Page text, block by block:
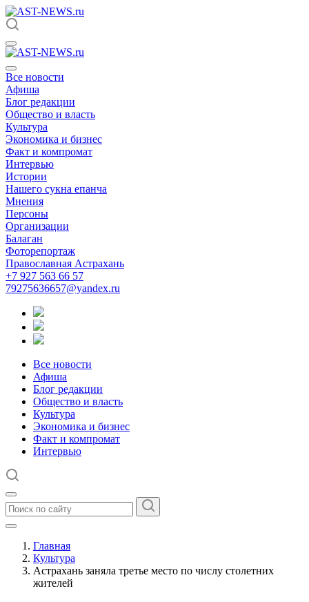
Все новости
Афиша
Блог редакции
Общество и власть
Культура
Экономика и бизнес
Факт и компромат
Интервью
Истории
Нашего сукна епанча
Мнения
Персоны
Организации
Балаган
Фоторепортаж
Православная Астрахань
+7 927 563 66 57
79275636657@yandex.ru
Все новости
Афиша
Блог редакции
Общество и власть
Культура
Экономика и бизнес
Факт и компромат
Интервью
Главная
Культура
Астрахань заняла третье место по числу столетних
жителей